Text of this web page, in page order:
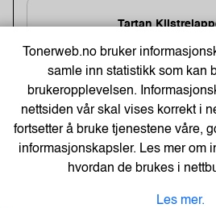
Tartan
Varenummer:225034
Lagerstatus:2568 stk
Sendes om:2-3 dager
5,-
Tonerweb.no bruker
samle inn statistikk som kan
brukeropplevelsen.
nettsiden vår skal vises korrekt i
fortsetter å bruke tjenestene våre,
informasjonskapsler. Les mer om
hvordan de brukes i
Les mer.